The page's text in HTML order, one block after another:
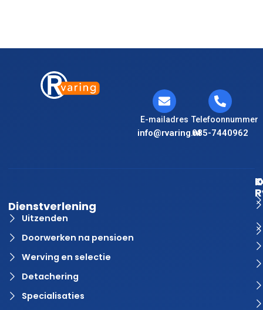
E-mailadres
info@rvaring.nl
Telefoonnummer
085-7440962
Dienstverlening
Uitzenden
Doorwerken na pensioen
Werving en selectie
Detachering
Specialisaties